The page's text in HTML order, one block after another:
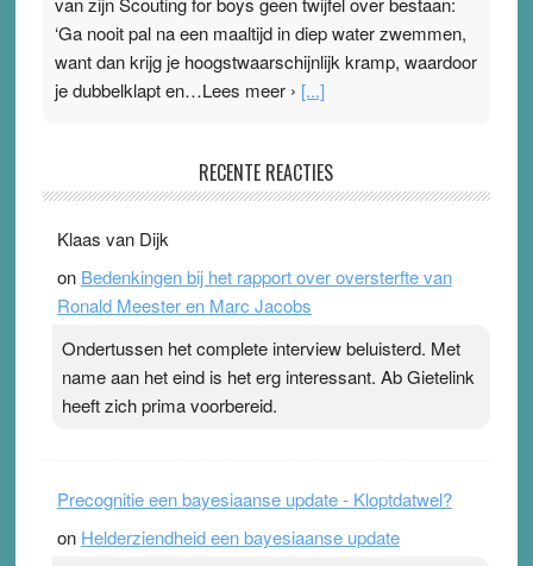
‘Ga nooit pal na een maaltijd in diep water zwemmen,
want dan krijg je hoogstwaarschijnlijk kramp, waardoor
je dubbelklapt en…Lees meer › [...]
Ward van Beek
topsporters. Ze hopen ermee hun hartslag te verlagen
terwijl ze meer zuurstof opnemen. Daarop heeft zo’n
pleister geen effect. Maar het gevoel ‘makkelijker te
Pleisterplakkers in de topspsort ›[...]
RECENTE REACTIES
Klaas van Dijk
on Bedenkingen bij het rapport over oversterfte van
Ronald Meester en Marc Jacobs
Ondertussen het complete interview beluisterd. Met
name aan het eind is het erg interessant. Ab Gietelink
heeft zich prima voorbereid.
Precognitie een bayesiaanse update - Kloptdatwel?
on Helderziendheid een bayesiaanse update